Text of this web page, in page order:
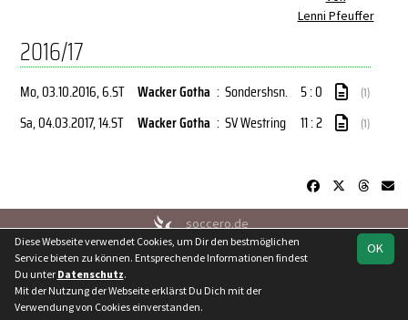
Lenni Pfeuffer
2016/17
Mo, 03.10.2016, 6.ST Wacker Gotha : Sondershsn. 5 : 0 (1)
Sa, 04.03.2017, 14.ST Wacker Gotha : SV Westring 11 : 2 (1)
soccero.de
© 2006 - 2026
Besucherstatistik Kontakt
Datenschutz
OK
Diese Webseite verwendet Cookies, um Dir den bestmöglichen
Service bieten zu können. Entsprechende Informationen findest
Du unter Datenschutz.
Mit der Nutzung der Webseite erklärst Du Dich mit der
Verwendung von Cookies einverstanden.